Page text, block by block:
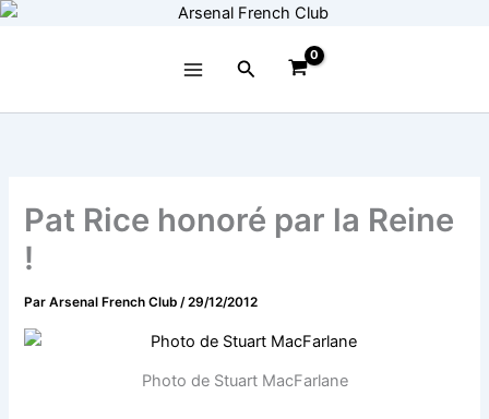
Aller
Rechercher
Pat Rice honoré par la Reine
!
ParArsenal French Club/29/12/2012
Photo de Stuart MacFarlane